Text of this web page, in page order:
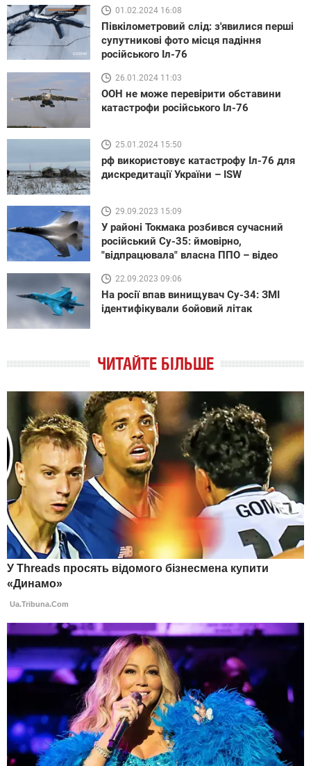
01.02.2024 16:08
Півкілометровий слід: з'явилися перші
супутникові фото місця падіння
російського Іл-76
26.01.2024 11:03
ООН не може перевірити обставини
катастрофи російського Іл-76
25.01.2024 15:50
рф використовує катастрофу Іл-76 для
дискредитації України – ISW
29.09.2023 15:09
У районі Токмака розбився сучасний
російський Су-35: ймовірно,
"відпрацювала" власна ППО – відео
22.09.2023 09:06
На росії впав винищувач Су-34: ЗМІ
ідентифікували бойовий літак
ЧИТАЙТЕ БІЛЬШЕ